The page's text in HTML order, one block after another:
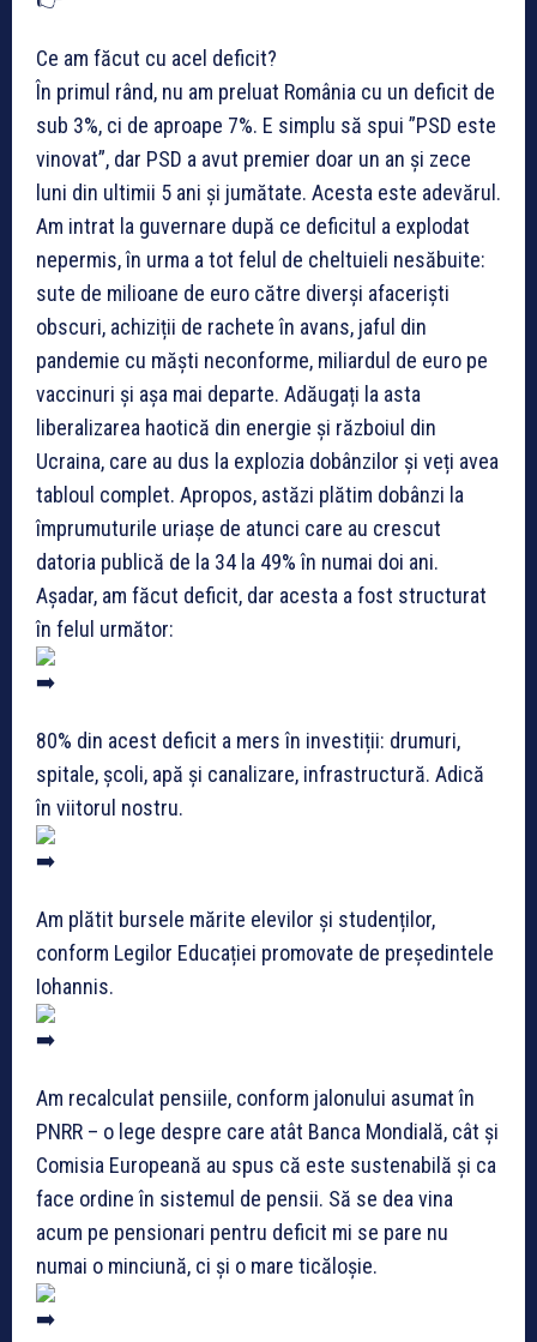
Ce am făcut cu acel deficit?
În primul rând, nu am preluat România cu un deficit de
sub 3%, ci de aproape 7%. E simplu să spui ”PSD este
vinovat”, dar PSD a avut premier doar un an și zece
luni din ultimii 5 ani și jumătate. Acesta este adevărul.
Am intrat la guvernare după ce deficitul a explodat
nepermis, în urma a tot felul de cheltuieli nesăbuite:
sute de milioane de euro către diverși afaceriști
obscuri, achiziții de rachete în avans, jaful din
pandemie cu măști neconforme, miliardul de euro pe
vaccinuri și așa mai departe. Adăugați la asta
liberalizarea haotică din energie și războiul din
Ucraina, care au dus la explozia dobânzilor și veți avea
tabloul complet. Apropos, astăzi plătim dobânzi la
împrumuturile uriașe de atunci care au crescut
datoria publică de la 34 la 49% în numai doi ani.
Așadar, am făcut deficit, dar acesta a fost structurat
în felul următor:
80% din acest deficit a mers în investiții: drumuri,
spitale, școli, apă și canalizare, infrastructură. Adică
în viitorul nostru.
Am plătit bursele mărite elevilor și studenților,
conform Legilor Educației promovate de președintele
Iohannis.
Am recalculat pensiile, conform jalonului asumat în
PNRR – o lege despre care atât Banca Mondială, cât și
Comisia Europeană au spus că este sustenabilă și ca
face ordine în sistemul de pensii. Să se dea vina
acum pe pensionari pentru deficit mi se pare nu
numai o minciună, ci și o mare ticăloșie.